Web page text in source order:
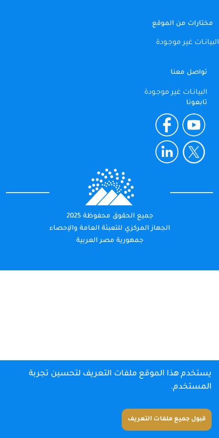
مختارات من الموقع
البيانـات غير موجـودة
تواصل معنا
البيانـات غير موجـودة
تابعونا
جميع الحقوق محفوظة 2025
الجهاز المركزي للتعبئة العامة والإحصاء
جمهورية مصر العربية
يستخدم هذا الموقع ملفات التعريف لتحسين تجربة
المستخدم.
قبول جميع ملفات التعريف